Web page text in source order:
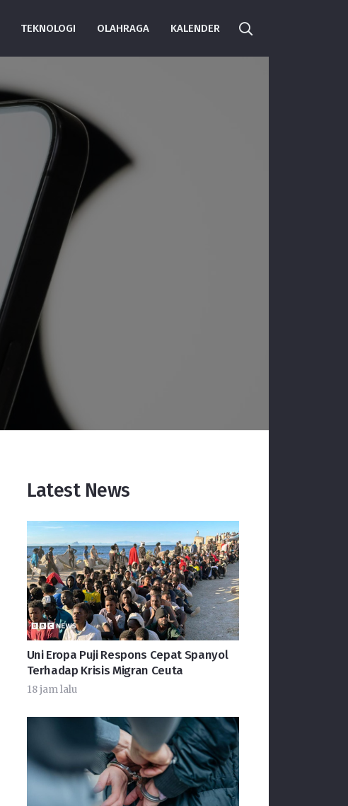
TEKNOLOGI OLAHRAGA KALENDER
Latest News
Uni Eropa Puji Respons Cepat Spanyol
Terhadap Krisis Migran Ceuta
18 jam lalu